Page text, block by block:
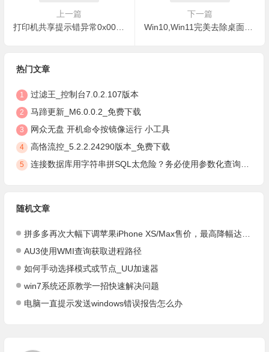
上一篇
打印机共享提示错异常0x00000011b的原因和解决共享打印机0x0000011b
下一篇
Win10,Win11完美去除桌面快捷方式小箭头
热门文章
1 过滤王_控制台7.0.2.107版本
2 马蹄更新_M6.0.0.2_免费下载
3 网众无盘 开机命令按镜像运行 小工具
4 高恪流控_5.2.2.24290版本_免费下载
5 连接数据库用字符串拼SQL太危险？务必使用参数化查询，安全防注入
随机文章
拼多多再次大幅下调苹果iPhone XS/Max售价，最高降幅达2300元
AU3使用WMI查询获取进程路径
如何手动选择模式或节点_UU加速器
win7系统还原教学一招快速解决问题
电脑一直提示发送windows错误报告怎么办